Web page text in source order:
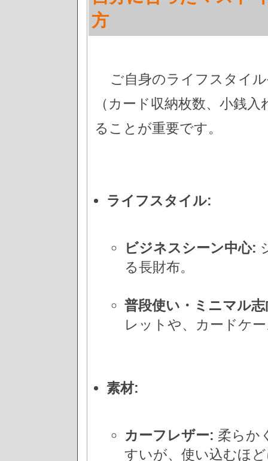
方
ご自身のライフスタイ
（カード収納枚数、小銭
ることが重要です。
ライフスタイル:
ビジネスシーン中心:
る長財布。
普段使い・ミニマル
レットや、カードケ
素材:
カーフレザー: 柔らか
すいが、使い込むほ